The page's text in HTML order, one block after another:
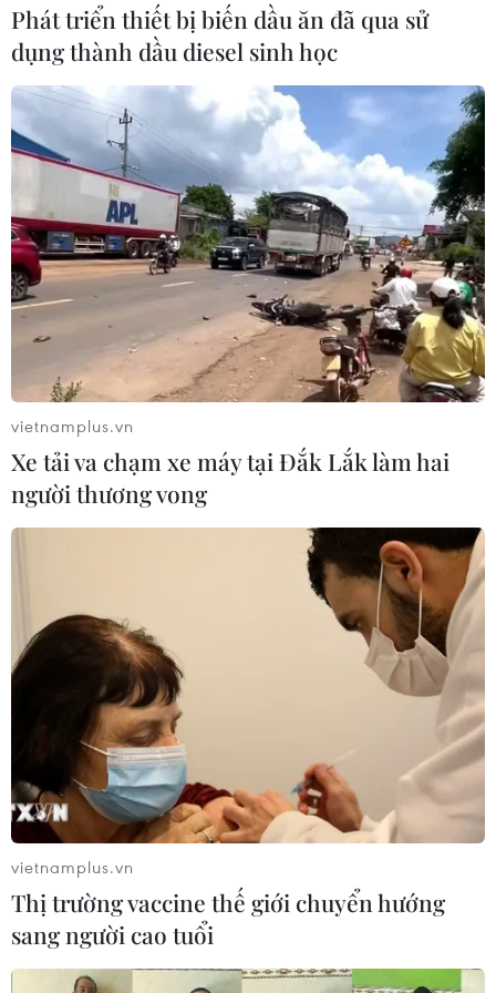
Mất đa dạng sinh học khiến nhiều nước
thiệt hại kinh tế nghiêm trọng
23/06/2022 07:26
Các hệ sinh thái quan trọng sụp đổ sẽ ảnh hưởng
nghiêm trọng tới các ngành phụ thuộc vào thiên nhiên
như chăn nuôi, đánh bắt cá - vốn đóng vai trò chủ chốt
trong một số nền kinh tế.
Phát triển thiết bị biến dầu ăn đã qua sử
dụng thành dầu diesel sinh học
vietnamplus.vn
Xe tải va chạm xe máy tại Đắk Lắk làm hai
người thương vong
vietnamplus.vn
Thị trường vaccine thế giới chuyển hướng
sang người cao tuổi